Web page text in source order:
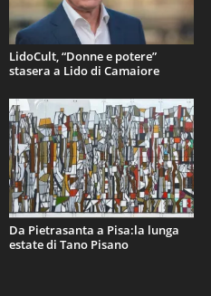
LidoCult, “Donne e potere”
stasera a Lido di Camaiore
Da Pietrasanta a Pisa:la lunga
estate di Tano Pisano